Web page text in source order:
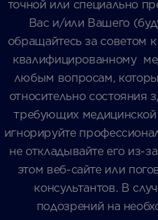
точной или специально
Вас и/или Вашего
обращайтесь за советом
квалифицированному
любым вопросам,
относительно состояния
требующих медицинской
игнорируйте
не откладывайте его из-
этом веб-сайте или
консультантов. В
подозрений на